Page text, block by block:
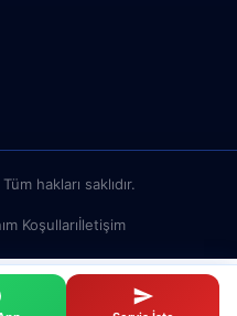
Tüm hakları saklıdır.
Koşullarıİletişim